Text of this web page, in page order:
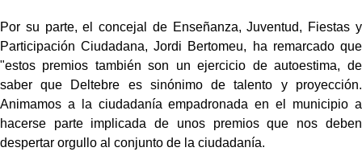
Por su parte, el concejal de Enseñanza, Juventud, Fiestas y
Participación Ciudadana, Jordi Bertomeu, ha remarcado que
"estos premios también son un ejercicio de autoestima, de
saber que Deltebre es sinónimo de talento y proyección.
Animamos a la ciudadanía empadronada en el municipio a
hacerse parte implicada de unos premios que nos deben
despertar orgullo al conjunto de la ciudadanía.